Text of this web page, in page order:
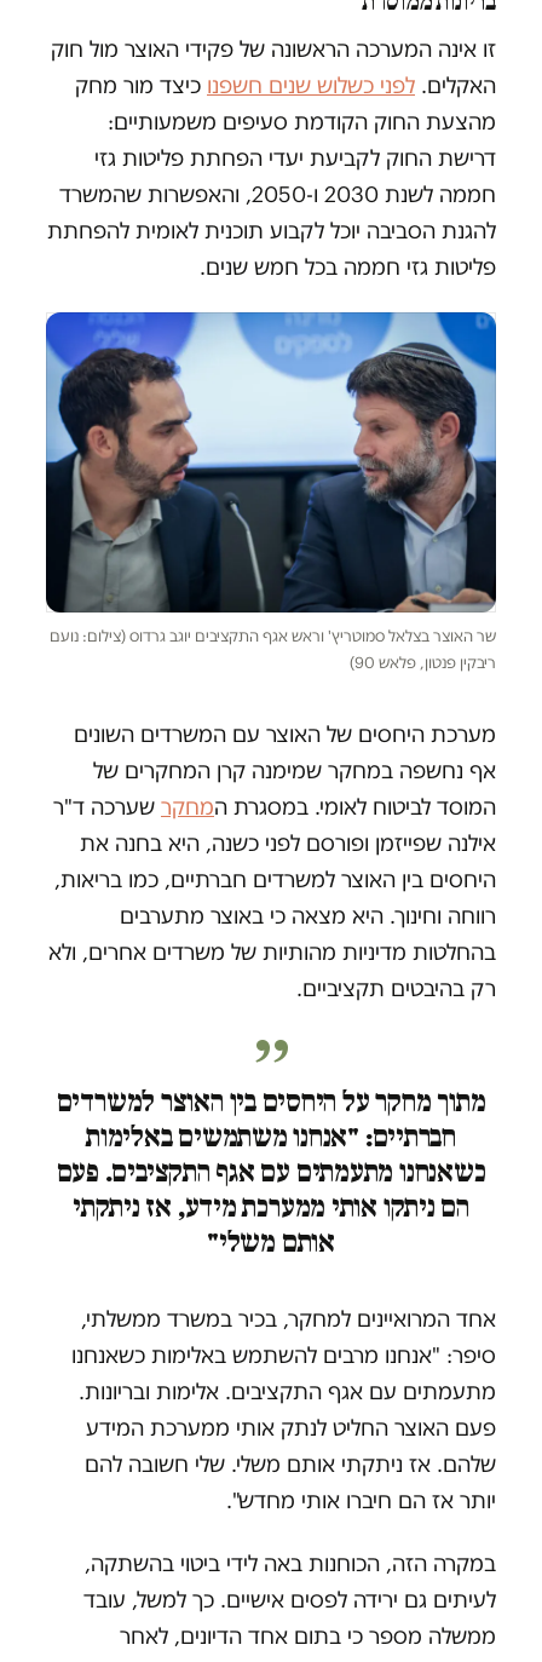
זו אינה המערכה הראשונה של פקידי האוצר מול חוק
האקלים. לפני כשלוש שנים חשפנו כיצד מור מחק
מהצעת החוק הקודמת סעיפים משמעותיים:
דרישת החוק לקביעת יעדי הפחתת פליטות גזי
חממה לשנת 2030 ו-2050, והאפשרות שהמשרד
להגנת הסביבה יוכל לקבוע תוכנית לאומית להפחתת
פליטות גזי חממה בכל חמש שנים.
שר האוצר בצלאל סמוטריץ' וראש אגף התקציבים יוגב גרדוס (צילום: נועם
ריבקין פנטון, פלאש 90)
מערכת היחסים של האוצר עם המשרדים השונים
אף נחשפה במחקר שמימנה קרן המחקרים של
המוסד לביטוח לאומי. במסגרת המחקר שערכה ד"ר
אילנה שפייזמן ופורסם לפני כשנה, היא בחנה את
היחסים בין האוצר למשרדים חברתיים, כמו בריאות,
רווחה וחינוך. היא מצאה כי באוצר מתערבים
בהחלטות מדיניות מהותיות של משרדים אחרים, ולא
רק בהיבטים תקציביים.
מתוך מחקר על היחסים בין האוצר למשרדים
חברתיים: "אנחנו משתמשים באלימות
כשאנחנו מתעמתים עם אגף התקציבים. פעם
הם ניתקו אותי ממערכת מידע, אז ניתקתי
אותם משלי"
אחד המרואיינים למחקר, בכיר במשרד ממשלתי,
סיפר: "אנחנו מרבים להשתמש באלימות כשאנחנו
מתעמתים עם אגף התקציבים. אלימות ובריונות.
פעם האוצר החליט לנתק אותי ממערכת המידע
שלהם. אז ניתקתי אותם משלי. שלי חשובה להם
יותר אז הם חיברו אותי מחדש".
במקרה הזה, הכוחנות באה לידי ביטוי בהשתקה,
לעיתים גם ירידה לפסים אישיים. כך למשל, עובד
ממשלה מספר כי בתום אחד הדיונים, לאחר